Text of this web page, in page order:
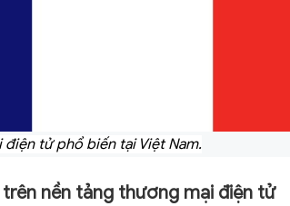
tử phổ biến tại Việt Nam.
nền tảng thương mại điện tử